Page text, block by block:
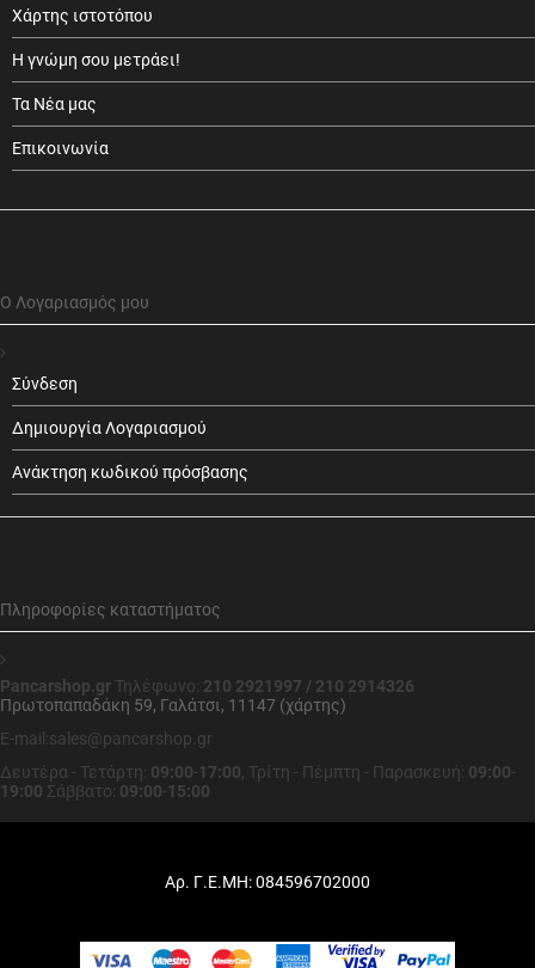
Χάρτης ιστοτόπου
Η γνώμη σου μετράει!
Τα Νέα μας
Επικοινωνία
Ο Λογαριασμός μου
Σύνδεση
Δημιουργία Λογαριασμού
Ανάκτηση κωδικού πρόσβασης
Πληροφορίες καταστήματος
Pancarshop.gr Τηλέφωνο: 210 2921997 / 210 2914326
Πρωτοπαπαδάκη 59, Γαλάτσι, 11147 (χάρτης)
E-mail:sales@pancarshop.gr
Δευτέρα - Τετάρτη: 09:00-17:00, Τρίτη - Πέμπτη - Παρασκευή: 09:00-
19:00 Σάββατο: 09:00-15:00
Αρ. Γ.Ε.ΜΗ: 084596702000